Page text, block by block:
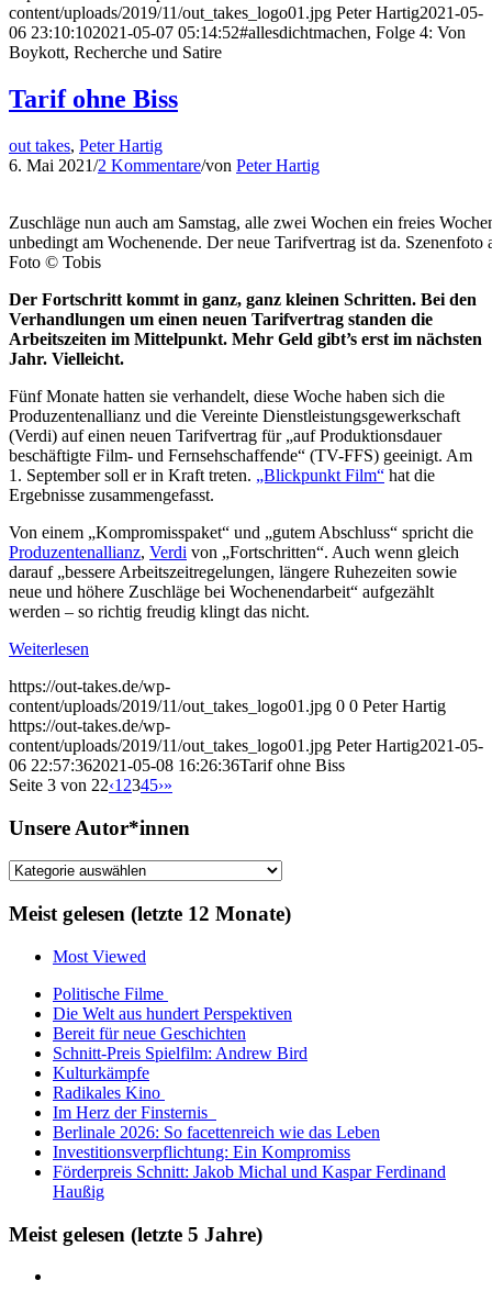
content/uploads/2019/11/out_takes_logo01.jpg Peter Hartig2021-05-
06 23:10:102021-05-07 05:14:52#allesdichtmachen, Folge 4: Von
Boykott, Recherche und Satire
Tarif ohne Biss
out takes, Peter Hartig
6. Mai 2021/2 Kommentare/von Peter Hartig
Zuschläge nun auch am Samstag, alle zwei Wochen ein freies
unbedingt am Wochenende. Der neue Tarifvertrag ist da. Szenenfoto
Foto © Tobis
Der Fortschritt kommt in ganz, ganz kleinen Schritten. Bei den
Verhandlungen um einen neuen Tarifvertrag standen die
Arbeitszeiten im Mittelpunkt. Mehr Geld gibt’s erst im nächsten
Jahr. Vielleicht.
Fünf Monate hatten sie verhandelt, diese Woche haben sich die
Produzentenallianz und die Vereinte Dienstleistungsgewerkschaft
(Verdi) auf einen neuen Tarifvertrag für „auf Produktionsdauer
beschäftigte Film- und Fernsehschaffende“ (TV-FFS) geeinigt. Am
1. September soll er in Kraft treten. „Blickpunkt Film“ hat die
Ergebnisse zusammengefasst.
Von einem „Kompromisspaket“ und „gutem Abschluss“ spricht die
Produzentenallianz, Verdi von „Fortschritten“. Auch wenn gleich
darauf „bessere Arbeitszeitregelungen, längere Ruhezeiten sowie
neue und höhere Zuschläge bei Wochenendarbeit“ aufgezählt
werden – so richtig freudig klingt das nicht.
Weiterlesen
https://out-takes.de/wp-
content/uploads/2019/11/out_takes_logo01.jpg 0 0 Peter Hartig
https://out-takes.de/wp-
content/uploads/2019/11/out_takes_logo01.jpg Peter Hartig2021-05-
06 22:57:362021-05-08 16:26:36Tarif ohne Biss
Seite 3 von 22‹1 2345›»
Unsere Autor*innen
Unsere
Meist gelesen (letzte 12 Monate)
Most Viewed
Politische Filme
Die Welt aus hundert Perspektiven
Bereit für neue Geschichten
Schnitt-Preis Spielfilm: Andrew Bird
Kulturkämpfe
Radikales Kino
Im Herz der Finsternis
Berlinale 2026: So facettenreich wie das Leben
Investitionsverpflichtung: Ein Kompromiss
Förderpreis Schnitt: Jakob Michal und Kaspar Ferdinand
Haußig
Meist gelesen (letzte 5 Jahre)